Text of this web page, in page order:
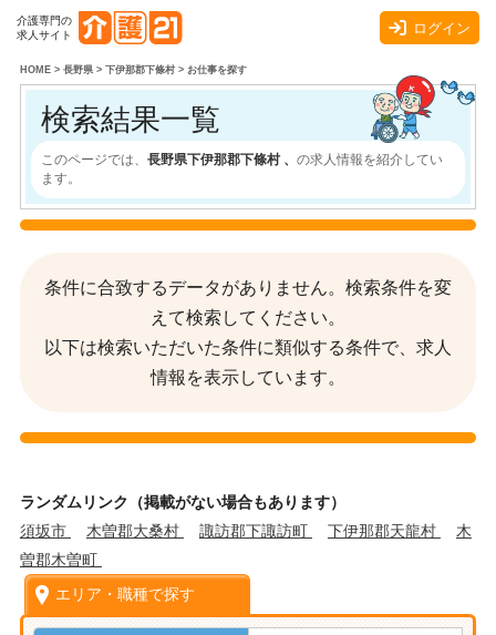
介護専門の
求人サイト
ログイン
HOME> 長野県> 下伊那郡下條村> お仕事を探す
検索結果一覧
このページでは、 長野県下伊那郡下條村 、 の求人情報を紹介してい
ます。
条件に合致するデータがありません。検索条件を変
えて検索してください。
以下は検索いただいた条件に類似する条件で、求人
情報を表示しています。
ランダムリンク（掲載がない場合もあります）
須坂市
木曽郡大桑村 諏訪郡下諏訪町 下伊那郡天龍村
木
曽郡木曽町
エリア・職種で探す